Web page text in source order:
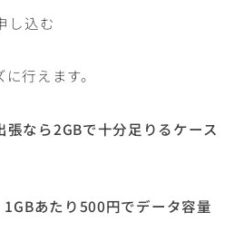
し込む
行えます。
張なら2GBで十分足りるケース
1GBあたり500円でデータ容量